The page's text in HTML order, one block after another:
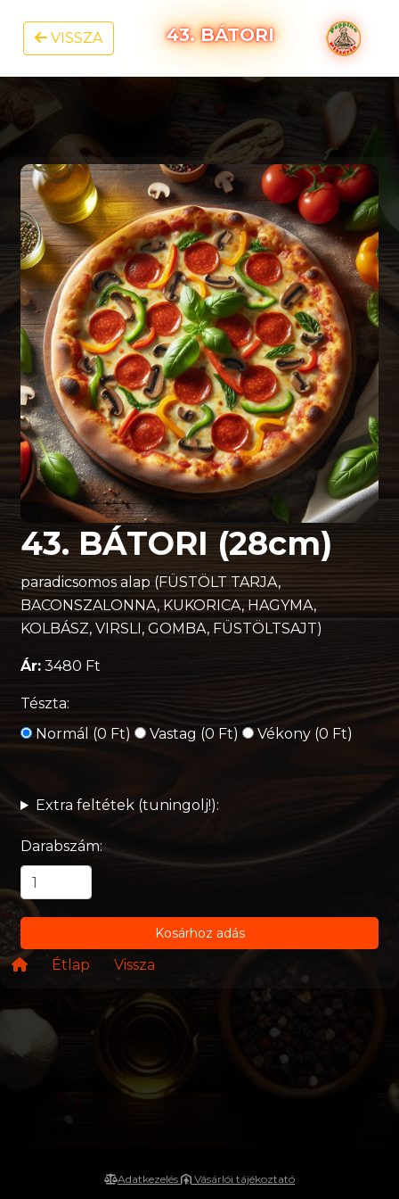
VISSZA 43. BÁTORI
43. BÁTORI (28cm)
paradicsomos alap (FÜSTÖLT TARJA,
BACONSZALONNA, KUKORICA, HAGYMA,
KOLBÁSZ, VIRSLI, GOMBA, FÜSTÖLTSAJT)
Ár: 3480 Ft
Tészta:
Normál (0 Ft)
Vastag (0 Ft) Vékony (0 Ft)
Extra feltétek (tuningolj!):
Darabszám:
Kosárhoz adás
Étlap Vissza
Adatkezelés Vásárlói tájékoztató